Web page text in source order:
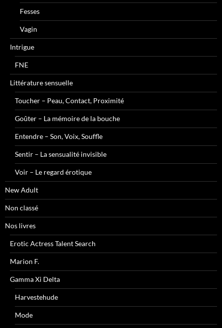
Fesses
Vagin
Intrigue
FNE
Littérature sensuelle
Toucher – Peau, Contact, Proximité
Goûter – La mémoire de la bouche
Entendre – Son, Voix, Souffle
Sentir – La sensualité invisible
Voir – Le regard érotique
New Adult
Non classé
Nos livres
Erotic Actress Talent Search
Marion F.
Gamma Xi Delta
Harvestehude
Mode